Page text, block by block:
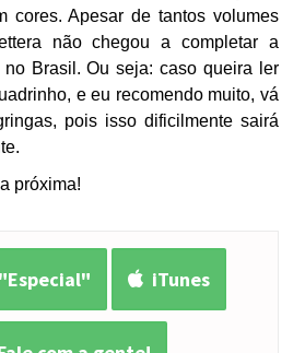
cores. Apesar de tantos volumes
não chegou a completar a
Brasil. Ou seja: caso queira ler
e eu recomendo muito, vá
pois isso dificilmente sairá
próxima!
iTunes